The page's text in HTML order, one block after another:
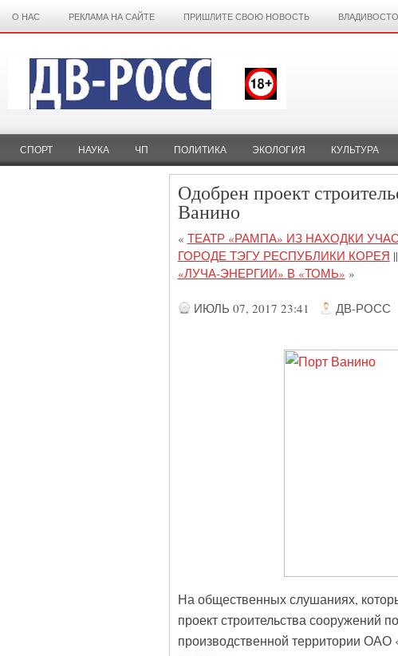
О НАС РЕКЛАМА НА САЙТЕ ПРИШЛИТЕ СВОЮ НОВОСТЬ
СПОРТ НАУКА ЧП ПОЛИТИКА ЭКОЛОГИЯ КУЛЬТУРА
Одобрен проект
Ванино
« ТЕАТР «РАМПА» ИЗ НАХОДКИ
ГОРОДЕ ТЭГУ РЕСПУБЛИКИ КОРЕЯ
«ЛУЧА-ЭНЕРГИИ» В «ТОМЬ» »
ИЮЛЬ 07, 2017 23:41 ДВ-РОСС
На общественных слушаниях,
проект строительства сооружений
производственной территории